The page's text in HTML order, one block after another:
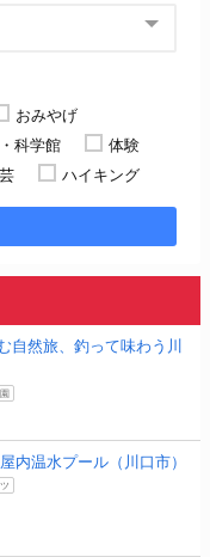
おみやげ
科学館
体験
ハイキング
自然旅、釣って味わう川
内温水プール（川口市）